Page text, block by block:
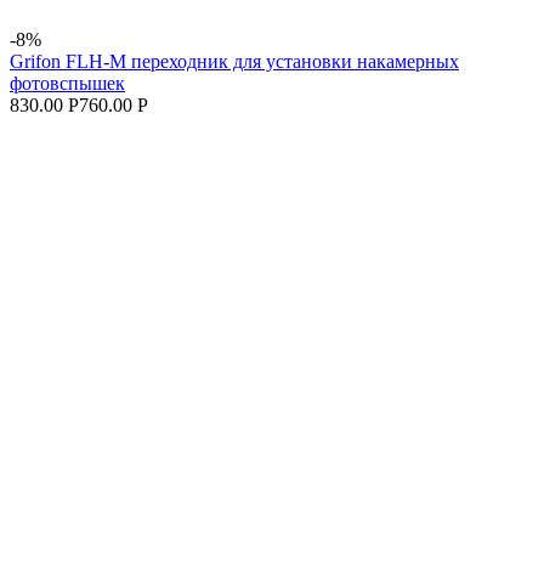
-8%
Grifon FLH-M переходник для установки накамерных
фотовспышек
830.00 Р760.00 Р